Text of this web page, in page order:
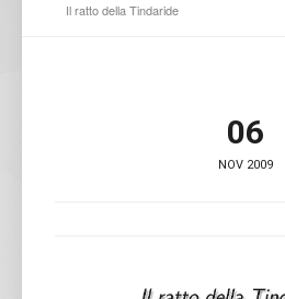
Il ratto della Tindaride
06
NOV 2009